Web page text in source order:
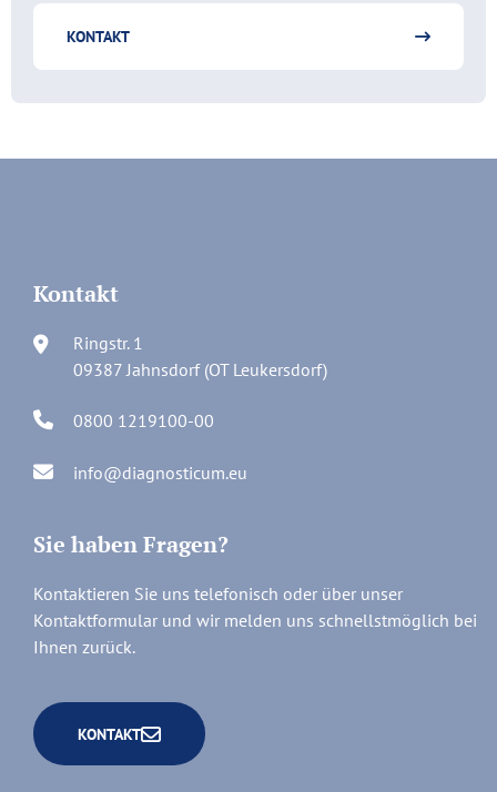
KONTAKT
Kontakt
Ringstr. 1
09387 Jahnsdorf (OT Leukersdorf)
0800 1219100-00
info@diagnosticum.eu
Sie haben Fragen?
Kontaktieren Sie uns telefonisch oder über unser
Kontaktformular und wir melden uns schnellstmöglich bei
Ihnen zurück.
KONTAKT